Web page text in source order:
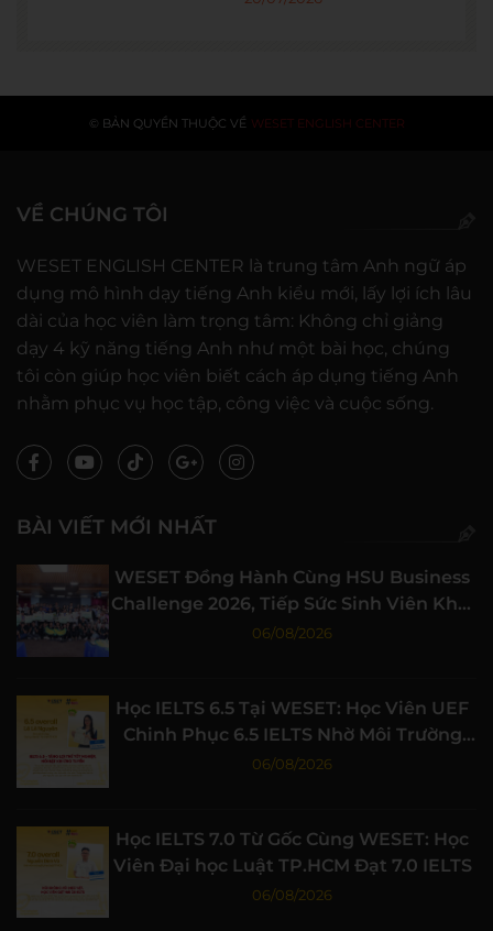
© BẢN QUYỀN THUỘC VỀ WESET ENGLISH CENTER
VỀ CHÚNG TÔI
WESET ENGLISH CENTER là trung tâm Anh ngữ áp
dụng mô hình dạy tiếng Anh kiểu mới, lấy lợi ích lâu
dài của học viên làm trọng tâm: Không chỉ giảng
dạy 4 kỹ năng tiếng Anh như một bài học, chúng
tôi còn giúp học viên biết cách áp dụng tiếng Anh
nhằm phục vụ học tập, công việc và cuộc sống.
BÀI VIẾT MỚI NHẤT
WESET Đồng Hành Cùng HSU Business
Challenge 2026, Tiếp Sức Sinh Viên Khởi
Nghiệp
06/08/2026
Học IELTS 6.5 Tại WESET: Học Viên UEF
Chinh Phục 6.5 IELTS Nhờ Môi Trường
Học Tập Chất Lượng
06/08/2026
Học IELTS 7.0 Từ Gốc Cùng WESET: Học
Viên Đại học Luật TP.HCM Đạt 7.0 IELTS
06/08/2026